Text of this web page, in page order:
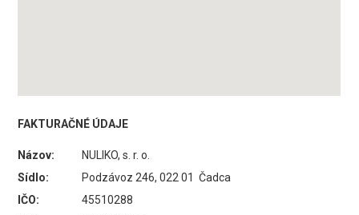
FAKTURAČNÉ ÚDAJE
Názov:
NULIKO, s. r. o.
Sídlo:
Podzávoz 246, 022 01 Čadca
IČO:
45510288